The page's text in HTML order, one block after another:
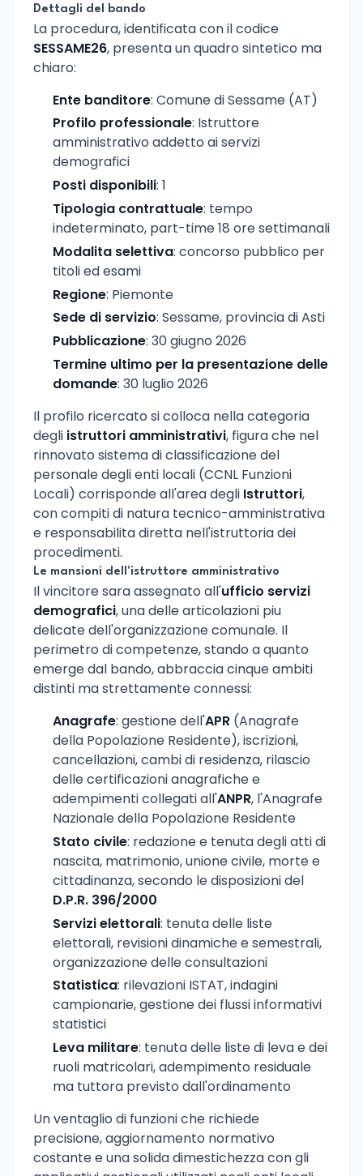
Dettagli del bando
La procedura, identificata con il codice
SESSAME26, presenta un quadro sintetico ma
chiaro:
Ente banditore: Comune di Sessame (AT)
Profilo professionale: Istruttore
amministrativo addetto ai servizi
demografici
Posti disponibili: 1
Tipologia contrattuale: tempo
indeterminato, part-time 18 ore settimanali
Modalita selettiva: concorso pubblico per
titoli ed esami
Regione: Piemonte
Sede di servizio: Sessame, provincia di Asti
Pubblicazione: 30 giugno 2026
Termine ultimo per la presentazione delle
domande: 30 luglio 2026
Il profilo ricercato si colloca nella categoria
degli istruttori amministrativi, figura che nel
rinnovato sistema di classificazione del
personale degli enti locali (CCNL Funzioni
Locali) corrisponde all'area degli Istruttori,
con compiti di natura tecnico-amministrativa
e responsabilita diretta nell'istruttoria dei
procedimenti.
Le mansioni dell'istruttore amministrativo
Il vincitore sara assegnato all'ufficio servizi
demografici, una delle articolazioni piu
delicate dell'organizzazione comunale. Il
perimetro di competenze, stando a quanto
emerge dal bando, abbraccia cinque ambiti
distinti ma strettamente connessi:
Anagrafe: gestione dell'APR (Anagrafe
della Popolazione Residente), iscrizioni,
cancellazioni, cambi di residenza, rilascio
delle certificazioni anagrafiche e
adempimenti collegati all'ANPR, l'Anagrafe
Nazionale della Popolazione Residente
Stato civile: redazione e tenuta degli atti di
nascita, matrimonio, unione civile, morte e
cittadinanza, secondo le disposizioni del
D.P.R. 396/2000
Servizi elettorali: tenuta delle liste
elettorali, revisioni dinamiche e semestrali,
organizzazione delle consultazioni
Statistica: rilevazioni ISTAT, indagini
campionarie, gestione dei flussi informativi
statistici
Leva militare: tenuta delle liste di leva e dei
ruoli matricolari, adempimento residuale
ma tuttora previsto dall'ordinamento
Un ventaglio di funzioni che richiede
precisione, aggiornamento normativo
costante e una solida dimestichezza con gli